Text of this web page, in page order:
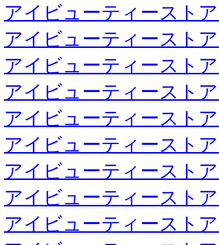
アイビューティースト
アイビューティースト
アイビューティースト
アイビューティースト
アイビューティースト
アイビューティースト
アイビューティースト
アイビューティースト
アイビューティースト